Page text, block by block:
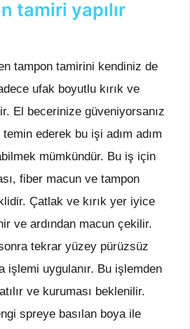
tamiri yapılır
tampon tamirini kendiniz de
ufak boyutlu kırık ve
El becerinize güveniyorsanız
ederek bu işi adım adım
mümkündür. Bu iş için
fiber macun ve tampon
Çatlak ve kırık yer iyice
ve ardından macun çekilir.
tekrar yüzey pürüzsüz
işlemi uygulanır. Bu işlemden
ve kuruması beklenilir.
spreye basılan boya ile